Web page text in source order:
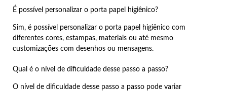
É possível personalizar o porta papel higiênico?
Sim, é possível personalizar o porta papel higiênico com
diferentes cores, estampas, materiais ou até mesmo
customizações com desenhos ou mensagens.
Qual é o nível de dificuldade desse passo a passo?
O nível de dificuldade desse passo a passo pode variar